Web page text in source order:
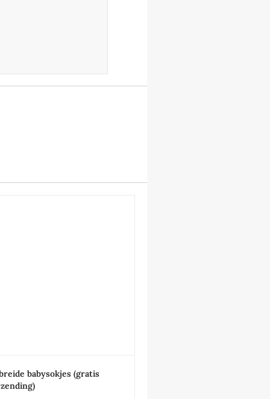
babysokjes (gratis